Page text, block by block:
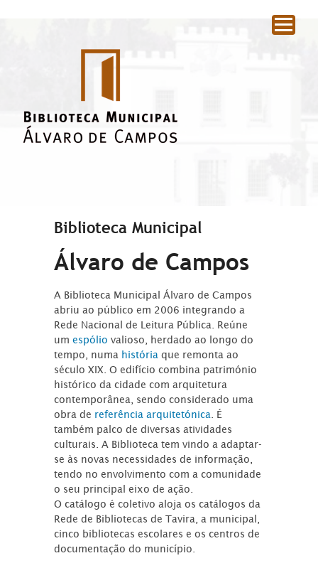
Biblioteca Municipal
Álvaro de Campos
A Biblioteca Municipal Álvaro de Campos
abriu ao público em 2006 integrando a
Rede Nacional de Leitura Pública. Reúne
umespóliovalioso, herdado ao longo do
tempo, numa história que remonta ao
século XIX. O edifício combina património
histórico da cidade com arquitetura
contemporânea, sendo considerado uma
obra de referência arquitetónica . É
também palco de diversas atividades
culturais. A Biblioteca tem vindo a adaptar-
se às novas necessidades de informação,
tendo no envolvimento com a comunidade
o seu principal eixo de ação.
O catálogo é coletivo aloja os catálogos da
Rede de Bibliotecas de Tavira, a municipal,
cinco bibliotecas escolares e os centros de
documentação do município.